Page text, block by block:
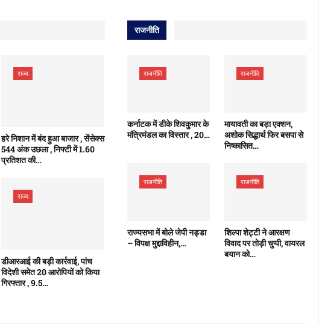
राज्य
हरे निशान में बंद हुआ बाजार , सेंसेक्स
544 अंक उछला , निफ्टी में 1.60
प्रतिशत की…
राज्य
डीआरआई की बड़ी कार्रवाई, पांच
विदेशी समेत 20 आरोपियों को किया
गिरफ्तार , 9.5…
राजनीति
राजनीति
कर्नाटक में डीके शिवकुमार के
मंत्रिमंडल का विस्तार , 20…
राजनीति
मायावती का बड़ा एक्शन,
अशोक सिद्धार्थ फिर बसपा से
निष्कासित…
राजनीति
राज्यसभा में बोले जेपी नड्डा
– विपक्ष मुद्दाविहीन,…
राजनीति
शिल्पा शेट्टी ने आरक्षण
विवाद पर तोड़ी चुप्पी, वायरल
बयान को…